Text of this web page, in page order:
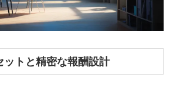
ットと精密な報酬設計